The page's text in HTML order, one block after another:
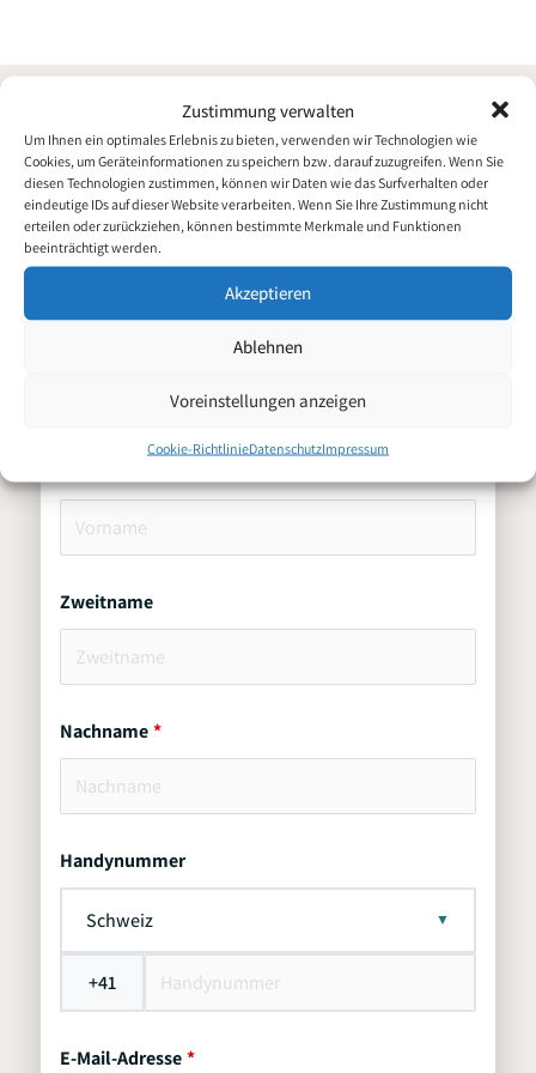
Zustimmung verwalten
Um Ihnen ein optimales Erlebnis zu bieten, verwenden wir Technologien wie
Cookies, um Geräteinformationen zu speichern bzw. darauf zuzugreifen. Wenn Sie
diesen Technologien zustimmen, können wir Daten wie das Surfverhalten oder
eindeutige IDs auf dieser Website verarbeiten. Wenn Sie Ihre Zustimmung nicht
erteilen oder zurückziehen, können bestimmte Merkmale und Funktionen
beeinträchtigt werden.
Akzeptieren
Ablehnen
Voreinstellungen anzeigen
Cookie-RichtlinieDatenschutzImpressum
Anlagenführer
Umformtechnik (m/w/d)
Zweitname
Nachname
Handynummer
Schweiz
+41
E-Mail-Adresse